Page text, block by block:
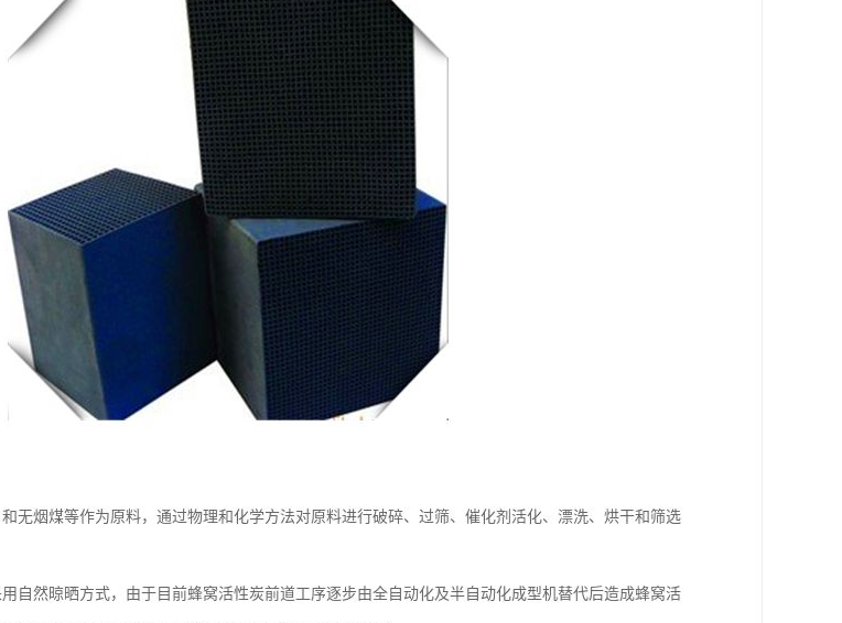
无烟煤等作为原料，通过物理和化学方法对原料进行破碎、过筛、催化剂活化、漂洗、烘干和筛选
自然晾晒方式，由于目前蜂窝活性炭前道工序逐步由全自动化及半自动化成型机替代后造成蜂窝活